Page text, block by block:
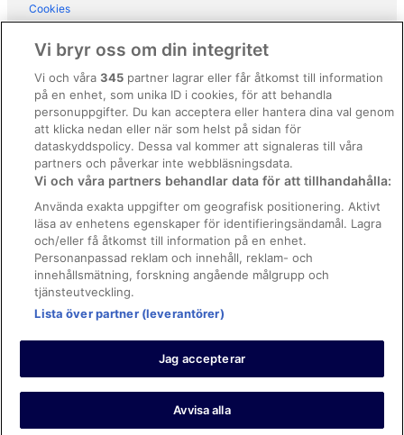
Cookies
Regler och villkor för Vrbo
Tillgänglighetsanpassning
Juridisk information/Kontakta oss
Riktlinjer för innehåll och anmäla innehåll
Hjälp
Kontakta oss
Avboka eller ändra din bokning
Boka ett flyg med flygbolagskredit
Återbetalningsprocess och tidslinjer
© 2026 Expedia, Inc., ett företag inom Expedia Group.
https://www.expediagroup.com/ Med ensamrätt. MrJet är ett
varumärke eller registrerat varumärke som tillhör Expedia, Inc.
Vi bryr oss om din integritet
Vi och våra345 partner lagrar eller får åtkomst till information
på en enhet, som unika ID i cookies, för att behandla
personuppgifter. Du kan acceptera eller hantera dina val genom
att klicka nedan eller när som helst på sidan för
dataskyddspolicy. Dessa val kommer att signaleras till våra
partners och påverkar inte webbläsningsdata.
Vi och våra partners behandlar data för att tillhandahålla:
Använda exakta uppgifter om geografisk positionering. Aktivt
läsa av enhetens egenskaper för identifieringsändamål. Lagra
och/eller få åtkomst till information på en enhet.
Personanpassad reklam och innehåll, reklam- och
innehållsmätning, forskning angående målgrupp och
tjänsteutveckling.
Lista över partner (leverantörer)
Jag accepterar
Avvisa alla